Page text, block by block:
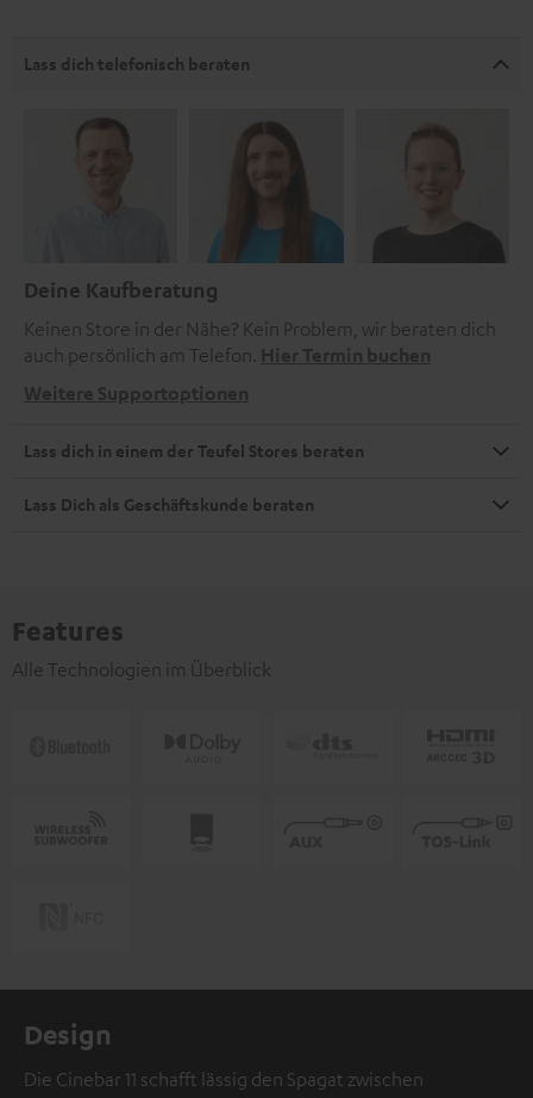
Lass dich telefonisch beraten
Deine Kaufberatung
Keinen Store in der Nähe? Kein Problem, wir beraten dich
auch persönlich am Telefon. Hier Termin buchen
Weitere Supportoptionen
Lass dich in einem der Teufel Stores beraten
Lass Dich als Geschäftskunde beraten
Features
Alle Technologien im Überblick
Design
Die Cinebar 11 schafft lässig den Spagat zwischen